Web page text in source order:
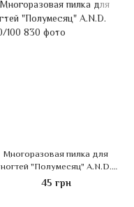
Многоразовая пилка для
ногтей "Полумесяц" A.N.D.
100/100
45 грн